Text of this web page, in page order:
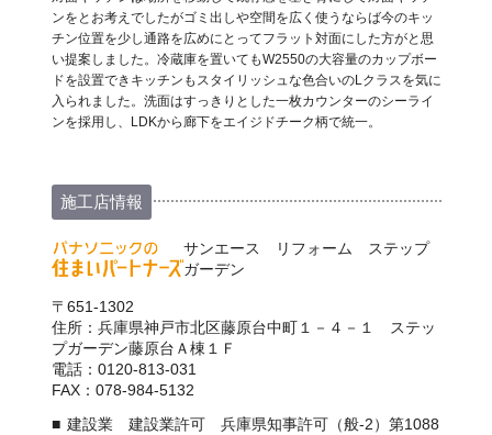
ンをとお考えでしたがゴミ出しや空間を広く使うならば今のキッ
チン位置を少し通路を広めにとってフラット対面にした方がと思
い提案しました。冷蔵庫を置いてもW2550の大容量のカップボー
ドを設置できキッチンもスタイリッシュな色合いのLクラスを気に
入られました。洗面はすっきりとした一枚カウンターのシーライ
ンを採用し、LDKから廊下をエイジドチーク柄で統一。
施工店情報
サンエース リフォーム ステップ
ガーデン
〒651-1302
住所：兵庫県神戸市北区藤原台中町１－４－１ ステッ
プガーデン藤原台Ａ棟１Ｆ
電話：0120-813-031
FAX：078-984-5132
建設業 建設業許可 兵庫県知事許可（般-2）第1088